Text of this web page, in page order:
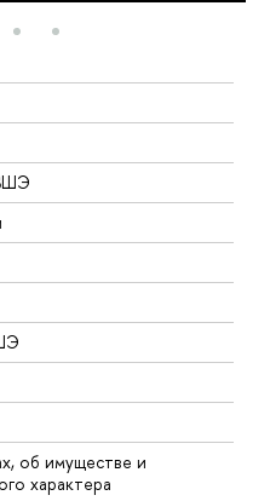
об имуществе и
характера